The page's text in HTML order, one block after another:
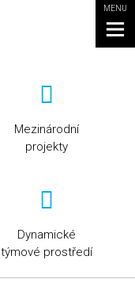
MENU
Mezinárodní
projekty
Dynamické
týmové prostředí